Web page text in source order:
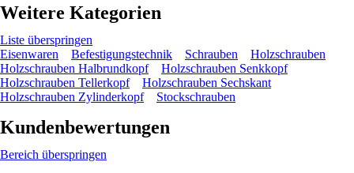
Weitere Kategorien
Liste überspringen
Eisenwaren
Befestigungstechnik Schrauben
Holzschrauben
Holzschrauben Halbrundkopf
Holzschrauben Senkkopf
Holzschrauben Tellerkopf
Holzschrauben Sechskant
Holzschrauben Zylinderkopf
Stockschrauben
Kundenbewertungen
Bereich überspringen